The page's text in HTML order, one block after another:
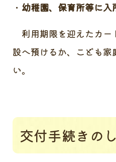
幼稚園、保育所等に入
利用期限を迎えたカー
設へ預けるか、こども家
い。
交付手続きの